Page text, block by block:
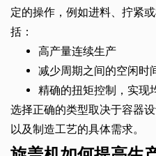
定的操作，例如进料、拧紧
括：
高产量连续生产
减少周期之间的空闲时
精确的扭矩控制，实现
选择正确的类型取决于容器
以及制造工艺的具体需求。